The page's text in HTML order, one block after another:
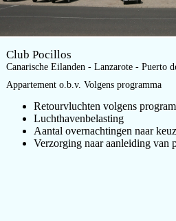
Club Pocillos
Canarische Eilanden - Lanzarote - Puerto
Appartement o.b.v. Volgens programma
Retourvluchten volgens
Luchthavenbelasting
Aantal overnachtingen naar
Verzorging naar aanleiding van